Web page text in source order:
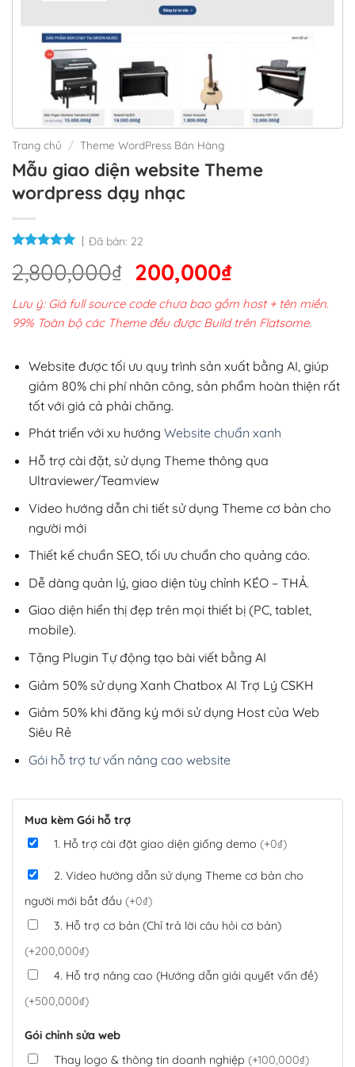
Trang chủ / Theme WordPress Bán Hàng
Mẫu giao diện website Theme
wordpress dạy nhạc
Đã bán: 22
2,800,000₫ Giá
gốc
là:
2,800,000₫.
200,000₫Giá
hiện
tại
200,000₫.
Lưu ý: Giá full source code chưa bao gồm host + tên miền.
99% Toàn bộ các Theme đều được Build trên Flatsome.
Website được tối ưu quy trình sản xuất bằng AI, giúp
giảm 80% chi phí nhân công, sản phẩm hoàn thiện rất
tốt với giá cả phải chăng.
Phát triển với xu hướng Website chuẩn xanh
Hỗ trợ cài đặt, sử dụng Theme thông qua
Ultraviewer/Teamview
Video hướng dẫn chi tiết sử dụng Theme cơ bản cho
người mới
Thiết kế chuẩn SEO, tối ưu chuẩn cho quảng cáo.
Dễ dàng quản lý, giao diện tùy chỉnh KÉO – THẢ.
Giao diện hiển thị đẹp trên mọi thiết bị (PC, tablet,
mobile).
Tặng Plugin Tự động tạo bài viết bằng AI
Giảm 50% sử dụng Xanh Chatbox AI Trợ Lý CSKH
Giảm 50% khi đăng ký mới sử dụng Host của Web
Siêu Rẻ
Gói hỗ trợ tư vấn nâng cao website
Mua kèm Gói hỗ trợ
1. Hỗ trợ cài đặt giao diện giống demo (+0₫)
2. Video hướng dẫn sử dụng Theme cơ bản cho
người mới bắt đầu (+0₫)
3. Hỗ trợ cơ bản (Chỉ trả lời câu hỏi cơ bản)
(+200,000₫)
4. Hỗ trợ nâng cao (Hướng dẫn giải quyết vấn đề)
(+500,000₫)
Gói chỉnh sửa web
Thay logo & thông tin doanh nghiệp (+100,000₫)